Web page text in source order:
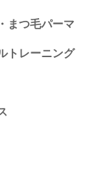
まつ毛パーマ
トレーニング